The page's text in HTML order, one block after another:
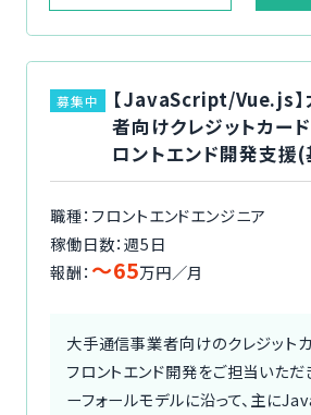
募集中
【JavaScript/Vue.js
者向けクレジットカー
ロントエンド開発支援
職種：フロントエンドエンジニア
稼働日数：週5日
報酬： 〜65万円／月
大手通信事業者向けのクレジット
フロントエンド開発をご担当いただ
ーフォールモデルに沿って、主に